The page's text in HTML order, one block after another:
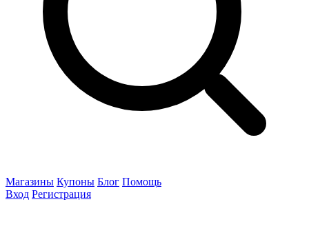
Магазины Купоны Блог Помощь
Вход Регистрация